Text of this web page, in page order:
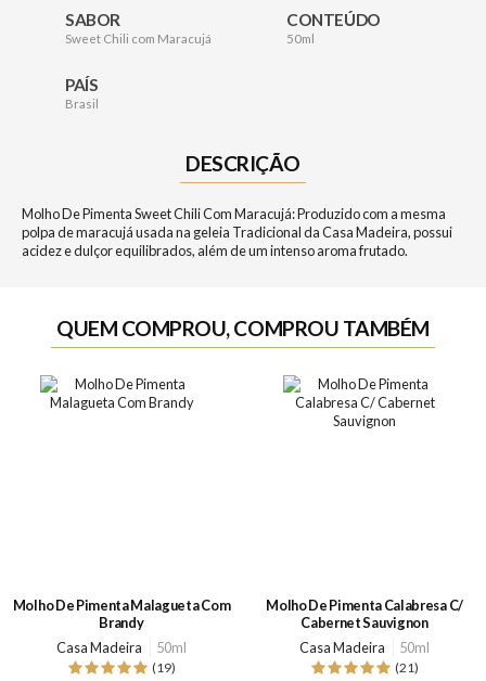
SABOR
Sweet Chili com Maracujá
CONTEÚDO
50ml
PAÍS
Brasil
DESCRIÇÃO
Molho De Pimenta Sweet Chili Com Maracujá: Produzido com a mesma
polpa de maracujá usada na geleia Tradicional da Casa Madeira, possui
acidez e dulçor equilibrados, além de um intenso aroma frutado.
QUEM COMPROU, COMPROU TAMBÉM
Molho De Pimenta Malagueta Com
Brandy
Casa Madeira
50ml
(19)
Molho De Pimenta Calabresa C/
Cabernet Sauvignon
Casa Madeira
50ml
(21)